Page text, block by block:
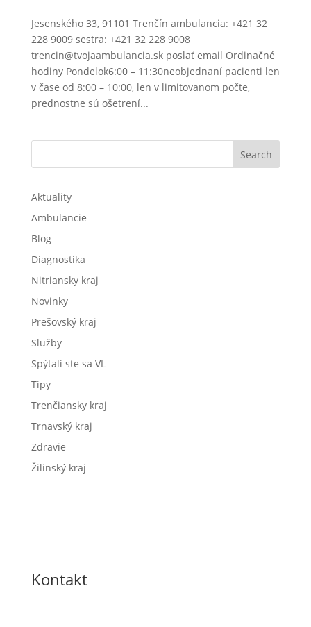
Jesenského 33, 91101 Trenčín ambulancia: +421 32
228 9009 sestra: +421 32 228 9008
trencin@tvojaambulancia.sk poslať email Ordinačné
hodiny Pondelok6:00 – 11:30neobjednaní pacienti len
v čase od 8:00 – 10:00, len v limitovanom počte,
prednostne sú ošetrení...
Search
Aktuality
Ambulancie
Blog
Diagnostika
Nitriansky kraj
Novinky
Prešovský kraj
Služby
Spýtali ste sa VL
Tipy
Trenčiansky kraj
Trnavský kraj
Zdravie
Žilinský kraj
Kontakt